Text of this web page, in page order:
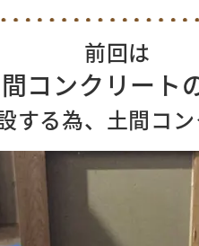
前回は
間コンクリート
する為、土間コ